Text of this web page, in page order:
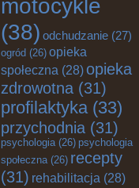
motocykle
(38) odchudzanie (27)
ogród (26) opieka
społeczna (28) opieka
zdrowotna (31)
profilaktyka(33)
przychodnia (31)
psychologia(26) psychologia
społeczna(26) recepty
(31) rehabilitacja (28)